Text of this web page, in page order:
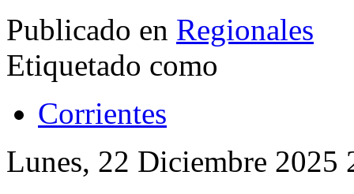
Publicado en Regionales
Etiquetado como
Corrientes
Lunes, 22 Diciembre 2025